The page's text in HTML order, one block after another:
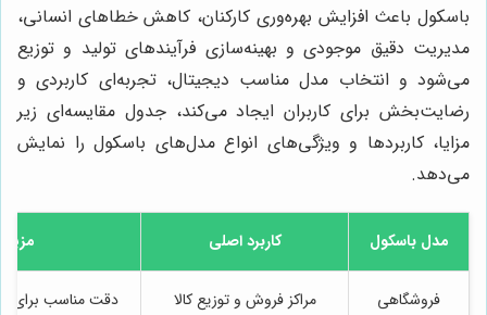
باسکول باعث افزایش بهره‌وری کارکنان، کاهش خطاهای انسانی،
مدیریت دقیق موجودی و بهینه‌سازی فرآیندهای تولید و توزیع
می‌شود و انتخاب مدل مناسب دیجیتال، تجربه‌ای کاربردی و
رضایت‌بخش برای کاربران ایجاد می‌کند، جدول مقایسه‌ای زیر
مزایا، کاربردها و ویژگی‌های انواع مدل‌های باسکول را نمایش
می‌دهد.
مدل باسکول کاربرد اصلی
فروشگاهی مراکز فروش و توزیع کالا دقت مناسب برای